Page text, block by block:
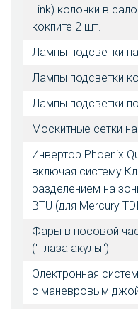
Link) колонки в
кокпите 2 шт.
Лампы подсветки
Лампы подсветки
Лампы подсветки
Москитные сетки
Инвертор Phoenix
включая cистему
разделением на
BTU (для Mercury
Фары в носовой
(″глаза акулы″)
Электронная
с маневровым